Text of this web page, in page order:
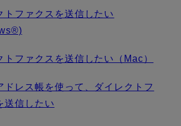
トファクスを送信したい
トファクスを送信したい（Mac）
ドレス帳を使って、ダイレクトフ
送信したい